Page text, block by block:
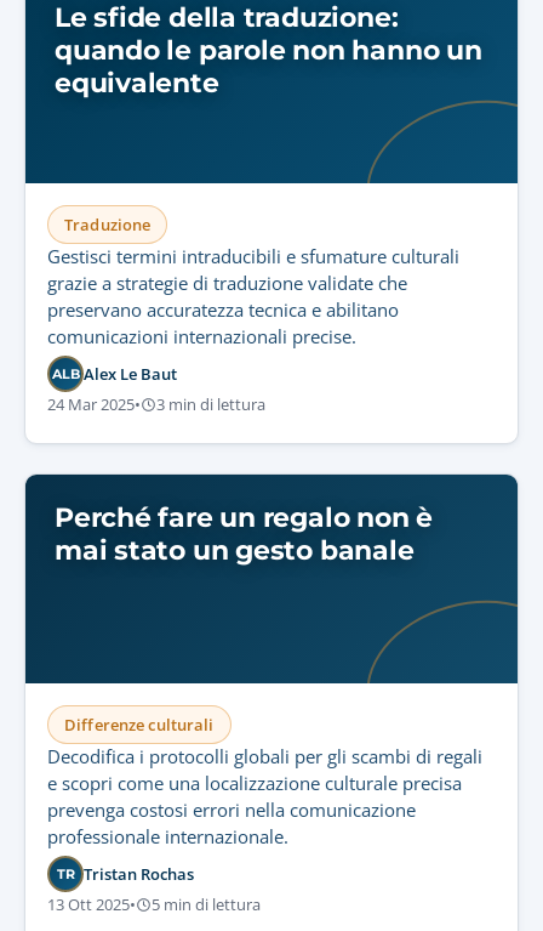
Le sfide della traduzione:
quando le parole non hanno un
equivalente
Traduzione
Gestisci termini intraducibili e sfumature culturali
grazie a strategie di traduzione validate che
preservano accuratezza tecnica e abilitano
comunicazioni internazionali precise.
ALB Alex Le Baut
24 Mar 2025• 3 min di lettura
Perché fare un regalo non è
mai stato un gesto banale
Differenze culturali
Decodifica i protocolli globali per gli scambi di regali
e scopri come una localizzazione culturale precisa
prevenga costosi errori nella comunicazione
professionale internazionale.
TR Tristan Rochas
13 Ott 2025• 5 min di lettura